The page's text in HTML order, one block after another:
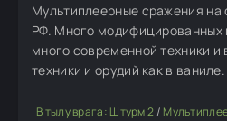
Мультиплеерные сражения
РФ. Много модифицированных
много современной техники и
техники и орудий как в
вооруженные силы.
В тылу врага: Штурм 2 /